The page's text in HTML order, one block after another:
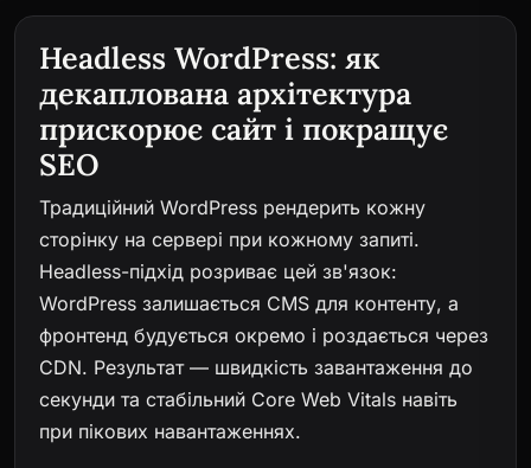
Headless WordPress: як
декаплована архітектура
прискорює сайт і покращує
SEO
Традиційний WordPress рендерить кожну
сторінку на сервері при кожному запиті.
Headless-підхід розриває цей зв'язок:
WordPress залишається CMS для контенту, а
фронтенд будується окремо і роздається через
CDN. Результат — швидкість завантаження до
секунди та стабільний Core Web Vitals навіть
при пікових навантаженнях.